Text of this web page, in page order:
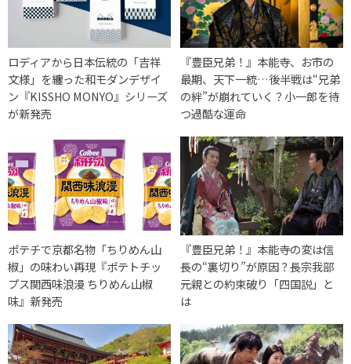
ロディアから日本伝統の「吉祥
文様」を纏った和モダンデザイ
ン『KISSHO MONYO』シリーズ
が新発売
『豊臣兄弟！』本能寺、お市の
最期、天下一統…後半戦は“兄弟
の絆”が崩れていく？小一郎を待
つ過酷な運命
ポテチで京都名物「ちりめん山
椒」の味わい再現『ポテトチッ
プス関西味浪漫 ちりめん山椒
味』新発売
『豊臣兄弟！』本能寺の変は信
長の“裏切り”が原因？長宗我部
元親との約束破り「四国説」と
は